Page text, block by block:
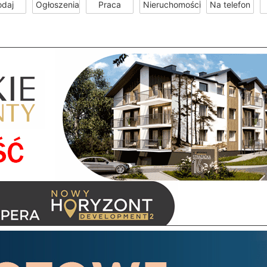
Ogłoszenia Praca Nieruchomości Na telefon